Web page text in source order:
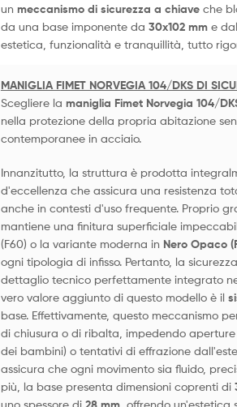
un meccanismo di sicurezza a chiaveche
da una base imponente da 30x102 mme dal
estetica, funzionalità e tranquillità, tutto
MANIGLIA FIMET NORVEGIA 104/DKS DI
Scegliere la maniglia Fimet Norvegia 104/
nella protezione della propria abitazione
contemporanee in acciaio.
Innanzitutto, la struttura è prodotta
d'eccellenza che assicura una resistenza
anche in contesti d'uso frequente. Proprio
mantiene una finitura superficiale
(F60) o la variante moderna in Nero Opaco
ogni tipologia di infisso. Pertanto, la
dettaglio tecnico perfettamente integrato
vero valore aggiunto di questo modello è il
base. Effettivamente, questo meccanismo
di chiusura o di ribalta, impedendo
dei bambini) o tentativi di effrazione
assicura che ogni movimento sia fluido,
più, la base presenta dimensioni coprenti di
uno spessore di
, offrendo un'estetica